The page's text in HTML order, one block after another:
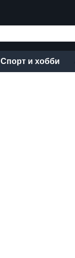
Спорт и хобби